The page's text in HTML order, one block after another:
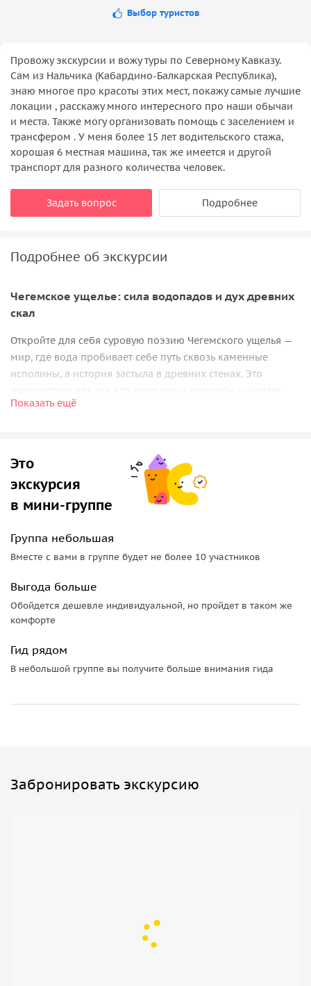
Выбор туристов
Провожу экскурсии и вожу туры по Северному Кавказу.
Сам из Нальчика (Кабардино-Балкарская Республика),
знаю многое про красоты этих мест, покажу самые лучшие
локации , расскажу много интересного про наши обычаи
и места. Также могу организовать помощь с заселением и
трансфером . У меня более 15 лет водительского стажа,
хорошая 6 местная машина, так же имеется и другой
транспорт для разного количества человек.
Задать вопрос Подробнее
Подробнее об экскурсии
Чегемское ущелье: сила водопадов и дух древних
скал
Откройте для себя суровую поэзию Чегемского ущелья —
мир, где вода пробивает себе путь сквозь каменные
исполины, а история застыла в древних стенах. Это
прикоснуться к вечности.
•Величественный каньон— проезд по узкому ущелью, где
скальные стены вздымаются на высоту до 300 метров,
создавая грандиозный коридор.
срывающийся с 30-метровой высоты, демонстрирующий
неукротимую силу стихии.
•Большие Чегемские водопады
где отвесные скалы покрываются сотнями тонких,
переливающихся струй, рождённых талыми водами
Парадром «Флай Чегем»
Показать ещё
Это
экскурсия
в мини-группе
Группа небольшая
Вместе с вами в группе будет не более 10 участников
Выгода больше
Обойдется дешевле индивидуальной, но пройдет в таком же
комфорте
Гид рядом
В небольшой группе вы получите больше внимания гида
Забронировать экскурсию